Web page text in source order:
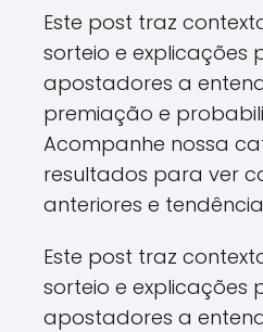
Este post traz
sorteio e explicações
apostadores a
premiação e
Acompanhe nossa
resultados para ver
anteriores e
Este post traz
sorteio e explicações
apostadores a